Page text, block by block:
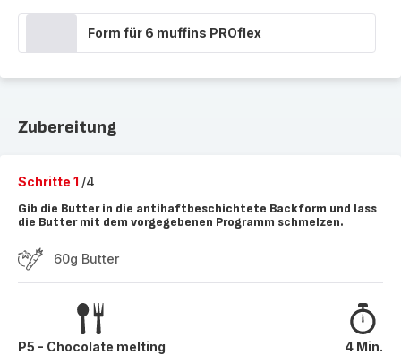
Form für 6 muffins PROflex
Zubereitung
Schritte 1 /4
Gib die Butter in die antihaftbeschichtete Backform und lass
die Butter mit dem vorgegebenen Programm schmelzen.
60g Butter
P5 - Chocolate melting 4 Min.